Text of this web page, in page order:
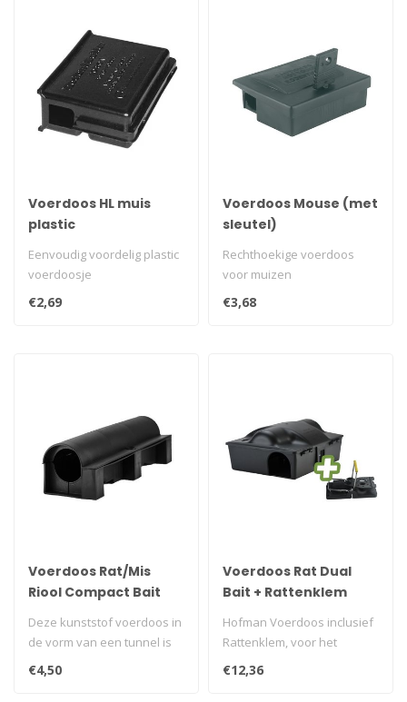
Voerdoos HL muis
plastic
Eenvoudig voordelig plastic
voerdoosje
€2,69
Voerdoos Mouse (met
sleutel)
Rechthoekige voerdoos
voor muizen
€3,68
Voerdoos Rat/Mis
Riool Compact Bait
Deze kunststof voerdoos in
de vorm van een tunnel is
geschikt oor het vangen
van..
€4,50
Voerdoos Rat Dual
Bait + Rattenklem
Hofman Voerdoos inclusief
Rattenklem, voor het
vangen van ratten...
€12,36